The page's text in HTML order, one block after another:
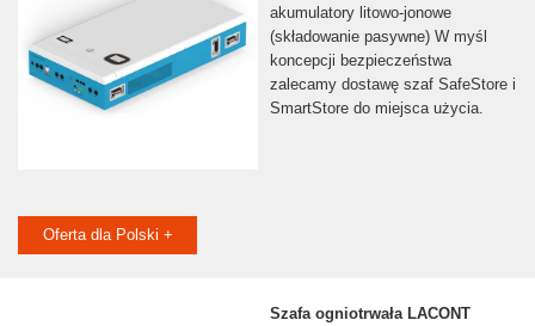
akumulatory litowo-jonowe
(składowanie pasywne) W myśl
koncepcji bezpieczeństwa
zalecamy dostawę szaf SafeStore i
SmartStore do miejsca użycia.
Oferta dla Polski +
Szafa ogniotrwała LACONT